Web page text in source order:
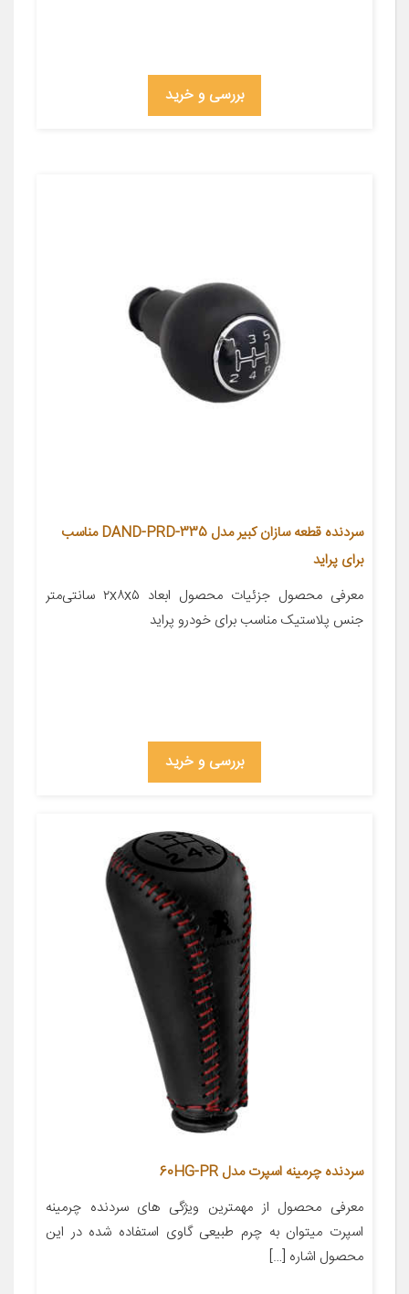
بررسی و خرید
سردنده قطعه سازان کبیر مدل DAND-PRD-335 مناسب
برای پراید
معرفی محصول جزئیات محصول ابعاد ۲x۸x۵ سانتی‌متر
جنس پلاستیک مناسب برای خودرو پراید
بررسی و خرید
سردنده چرمینه اسپرت مدل 60HG-PR
معرفی محصول از مهمترین ویژگی های سردنده چرمینه
اسپرت میتوان به چرم طبیعی گاوی استفاده شده در این
محصول اشاره […]